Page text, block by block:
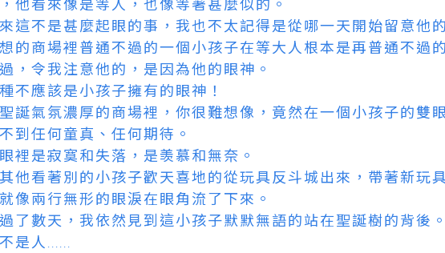
這不是甚麼起眼的事，我也不太記得是從哪一天開始留意他
的商場裡普通不過的一個小孩子在等大人根本是再普通不過
，令我注意他的，是因為他的眼神。
不應該是小孩子擁有的眼神！
誕氣氛濃厚的商場裡，你很難想像，竟然在一個小孩子的雙
到任何童真、任何期待。
裡是寂寞和失落，是羡慕和無奈。
他看著別的小孩子歡天喜地的從玩具反斗城出來，帶著新玩
像兩行無形的眼淚在眼角流了下來。
了數天，我依然見到這小孩子默默無語的站在聖誕樹的背後
是人 ......